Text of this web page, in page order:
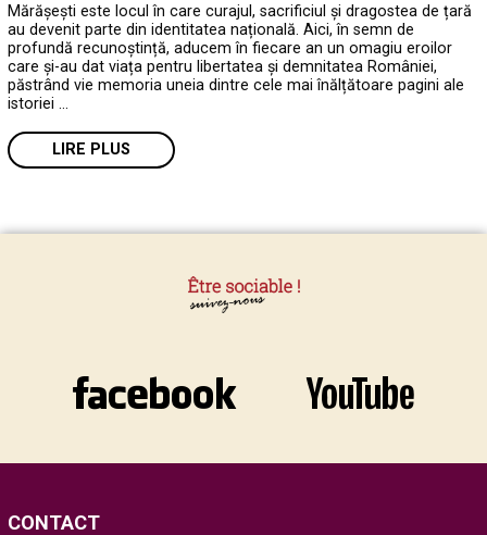
Mărășești este locul în care curajul, sacrificiul și dragostea de țară
au devenit parte din identitatea națională. Aici, în semn de
profundă recunoștință, aducem în fiecare an un omagiu eroilor
care și-au dat viața pentru libertatea și demnitatea României,
păstrând vie memoria uneia dintre cele mai înălțătoare pagini ale
istoriei …
LIRE PLUS
CONTACT